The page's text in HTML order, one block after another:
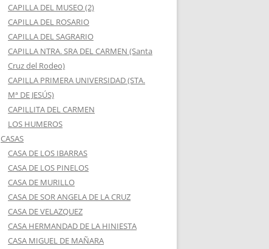
CAPILLA DEL MUSEO (2)
CAPILLA DEL ROSARIO
CAPILLA DEL SAGRARIO
CAPILLA NTRA. SRA DEL CARMEN (Santa
Cruz del Rodeo)
CAPILLA PRIMERA UNIVERSIDAD (STA.
Mª DE JESÚS)
CAPILLITA DEL CARMEN
LOS HUMEROS
CASAS
CASA DE LOS IBARRAS
CASA DE LOS PINELOS
CASA DE MURILLO
CASA DE SOR ANGELA DE LA CRUZ
CASA DE VELAZQUEZ
CASA HERMANDAD DE LA HINIESTA
CASA MIGUEL DE MAÑARA